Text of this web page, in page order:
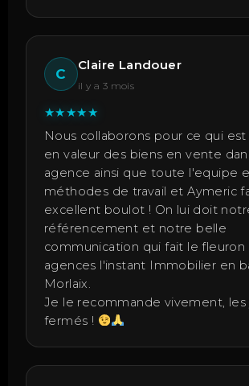
C
Claire Landouer
il y a 3 mois
★★★★★
Nous collaborons pour ce qui
en valeur des biens en vente
agence ainsi que toute l'equipe
méthodes de travail et Aymeric
excellent boulot ! On lui doit
référencement et notre belle
communication qui fait le fleuron
agences l'instant Immobilier en
Morlaix.
Je le recommande vivement, les
fermés !